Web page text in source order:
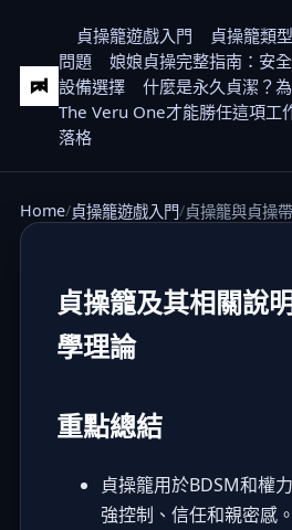
貞操籠遊戲入門 貞操籠類型
問題
娘娘貞操完整指南：安
設備選擇
什麼是永久貞潔？
The Veru One才能勝任這項工
落格
Home 貞操籠遊戲入門 貞操籠與貞操
貞操籠及其相關說
學理論
重點總結
貞操籠用於BDSM和權
強控制、信任和親密感。